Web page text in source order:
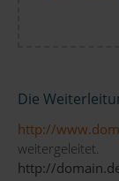
Die
http://
weitergeleitet.
http://